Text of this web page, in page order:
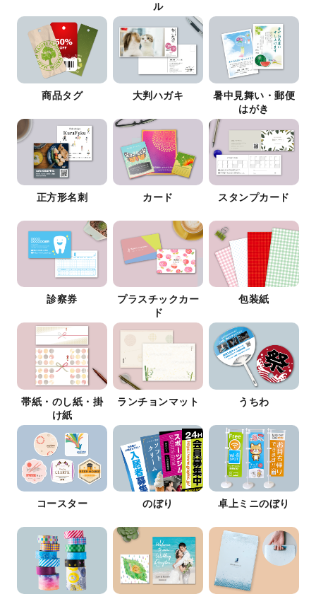
ル
商品タグ 大判ハガキ
暑中見舞い・郵便
はがき
正方形名刺 カード スタンプカード
診察券
プラスチックカー
ド
包装紙
帯紙・のし紙・掛
け紙
ランチョンマット うちわ
コースター のぼり 卓上ミニのぼり